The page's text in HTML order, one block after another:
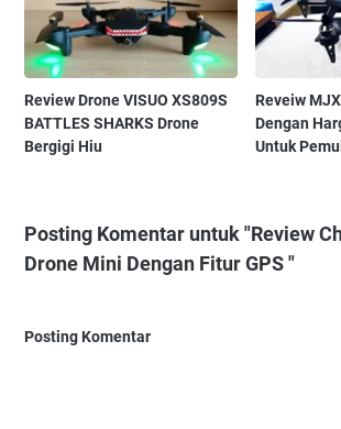
Review Drone VISUO XS809S
BATTLES SHARKS Drone
Bergigi Hiu
Reveiw
Dengan
Untuk
Posting Komentar untuk "Review
Drone Mini Dengan Fitur GPS "
Posting Komentar